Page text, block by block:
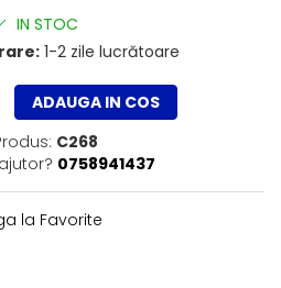
IN STOC
1-2 zile lucrătoare
ADAUGA IN COS
C268
0758941437
la Favorite